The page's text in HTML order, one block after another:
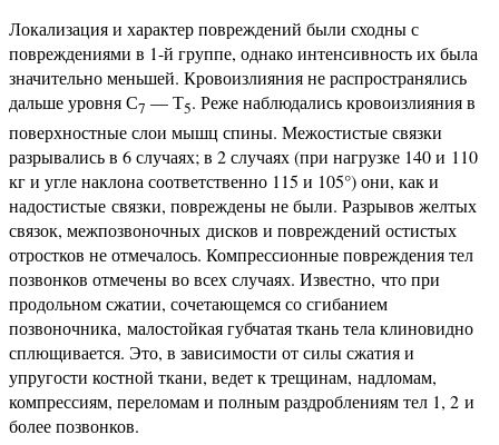
Локализация и характер повреждений были сходны с
повреждениями в 1-й группе, однако интенсивность их была
значительно меньшей. Кровоизлияния не распространялись
дальше уровня С7 — Т5. Реже наблюдались кровоизлияния в
поверхностные слои мышц спины. Межостистые связки
разрывались в 6 случаях; в 2 случаях (при нагрузке 140 и 110
кг и угле наклона соответственно 115 и 105°) они, как и
надостистые связки, повреждены не были. Разрывов желтых
связок, межпозвоночных дисков и повреждений остистых
отростков не отмечалось. Компрессионные повреждения тел
позвонков отмечены во всех случаях. Известно, что при
продольном сжатии, сочетающемся со сгибанием
позвоночника, малостойкая губчатая ткань тела клиновидно
сплющивается. Это, в зависимости от силы сжатия и
упругости костной ткани, ведет к трещинам, надломам,
компрессиям, переломам и полным раздроблениям тел 1, 2 и
более позвонков.